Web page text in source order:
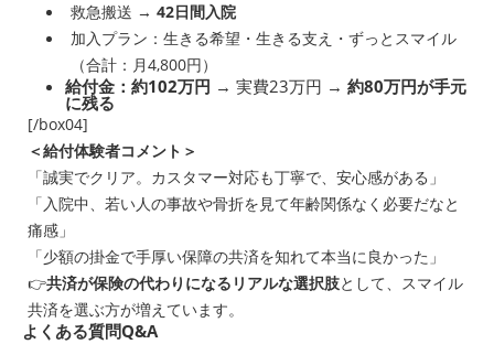
救急搬送 →42日間入院
加入プラン：生きる希望・生きる支え・ずっとスマイル
（合計：月4,800円）
給付金：約102万円 → 実費23万円 →約80万円が手元
に残る
[/box04]
＜給付体験者コメント＞
「誠実でクリア。カスタマー対応も丁寧で、安心感がある」
「入院中、若い人の事故や骨折を見て年齢関係なく必要だなと
痛感」
「少額の掛金で手厚い保障の共済を知れて本当に良かった」
👉共済が保険の代わりになるリアルな選択肢として、スマイル
共済を選ぶ方が増えています。
よくある質問Q&A